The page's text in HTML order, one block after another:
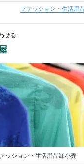
ファッション・生活用
せる
ッション・生活用品卸小売